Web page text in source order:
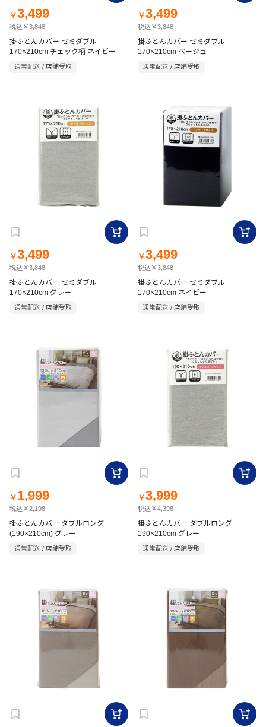
￥3,499
税込￥3,848
掛ふとんカバー セミダブル
170×210cm チェック柄 ネイビー
通常配送 / 店舗受取
￥3,499
税込￥3,848
掛ふとんカバー セミダブル
170×210cm ベージュ
通常配送 / 店舗受取
￥3,499
税込￥3,848
掛ふとんカバー セミダブル
170×210cm グレー
通常配送 / 店舗受取
￥3,499
税込￥3,848
掛ふとんカバー セミダブル
170×210cm ネイビー
通常配送 / 店舗受取
￥ 1,999
税込￥2,198
掛ふとんカバー ダブルロング
(190×210cm) グレー
通常配送 / 店舗受取
￥3,999
税込￥4,398
掛ふとんカバー ダブルロング
190×210cm グレー
通常配送 / 店舗受取